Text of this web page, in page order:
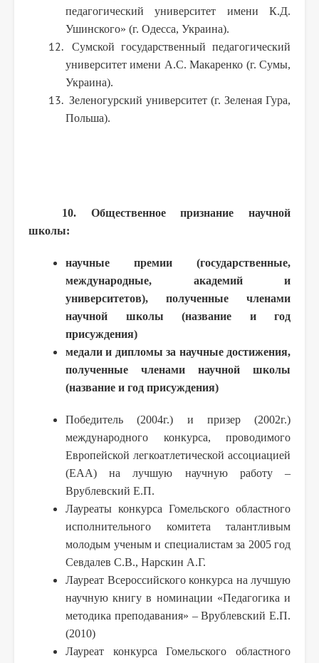
педагогический университет имени К.Д.
Ушинского» (г. Одесса, Украина).
Сумской государственный педагогический
университет имени А.С. Макаренко (г. Сумы,
Украина).
Зеленогурский университет (г. Зеленая Гура,
Польша).
10. Общественное признание научной
школы:
научные премии (государственные,
международные, академий и
университетов), полученные членами
научной школы (название и год
присуждения)
медали и дипломы за научные достижения,
полученные членами научной школы
(название и год присуждения)
Победитель (2004г.) и призер (2002г.)
международного конкурса, проводимого
Европейской легкоатлетической ассоциацией
(ЕАА) на лучшую научную работу –
Врублевский Е.П.
Лауреаты конкурса Гомельского областного
исполнительного комитета талантливым
молодым ученым и специалистам за 2005 год
Севдалев С.В., Нарскин А.Г.
Лауреат Всероссийского конкурса на лучшую
научную книгу в номинации «Педагогика и
методика преподавания» – Врублевский Е.П.
(2010)
Лауреат конкурса Гомельского областного